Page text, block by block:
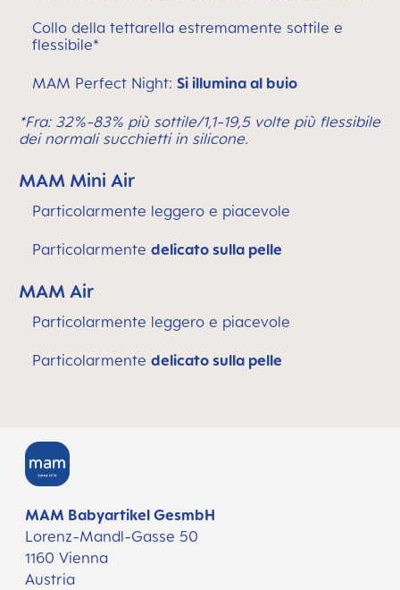
Collo della tettarella estremamente sottile e
flessibile*
MAM Perfect Night: Si illumina al buio
*Fra: 32%-83% più sottile/1,1-19,5 volte più flessibile
dei normali succhietti in silicone.
MAM Mini Air
Particolarmente leggero e piacevole
Particolarmente delicato sulla pelle
MAM Air
Particolarmente leggero e piacevole
Particolarmente delicato sulla pelle
MAM Babyartikel GesmbH
Lorenz-Mandl-Gasse 50
1160 Vienna
Austria